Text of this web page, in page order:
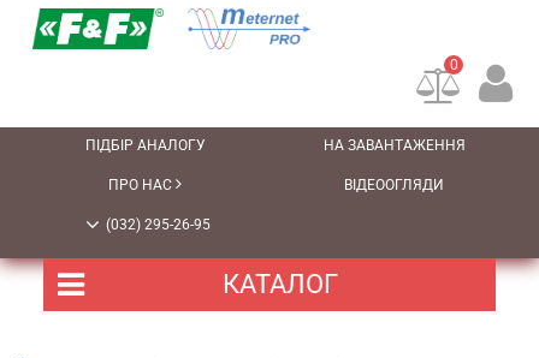
0
КАТАЛОГ
ПІДБІР АНАЛОГУ НА ЗАВАНТАЖЕННЯ
ПРО НАС ВІДЕООГЛЯДИ
(032) 295-26-95